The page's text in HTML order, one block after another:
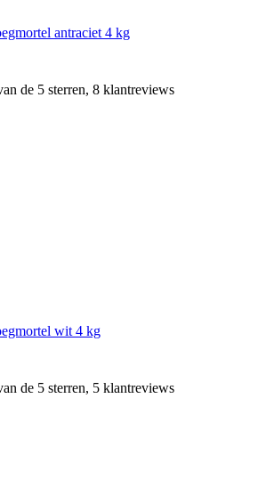
antraciet 4 kg
de 5 sterren, 8 klantreviews
wit 4 kg
de 5 sterren, 5 klantreviews